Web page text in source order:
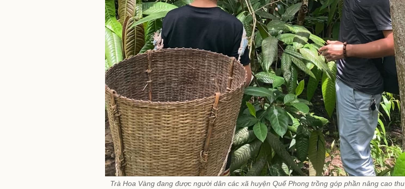
Trà Hoa Vàng đang được người dân các xã huyện Quế Phong trồng góp phần nâng cao thu